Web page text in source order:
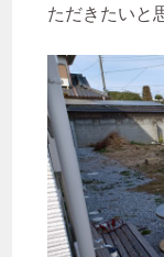
ただきたいと